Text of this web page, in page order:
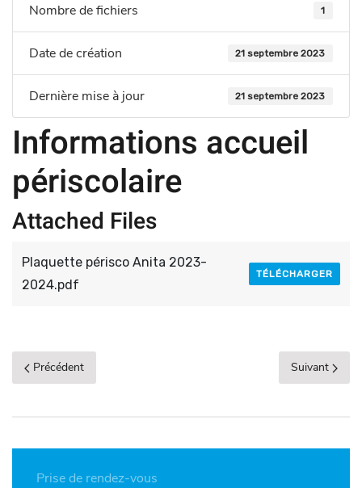
Nombre de fichiers 1
Date de création 21 septembre 2023
Dernière mise à jour 21 septembre 2023
Informations accueil
périscolaire
Attached Files
Plaquette périsco Anita 2023-
2024.pdf
TÉLÉCHARGER
Précédent Suivant
Prise de rendez-vous